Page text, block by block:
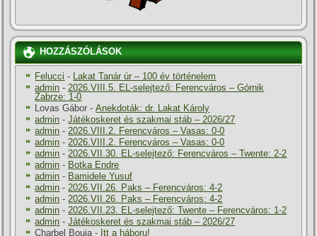
HOZZÁSZÓLÁSOK
Felucci - Lakat Tanár úr – 100 év történelem
admin -2026.VIII.5. EL-selejtező: Ferencváros – Górnik
Zabrze: 1-0
Lovas Gábor -Anekdoták: dr. Lakat Károly
admin -Játékoskeret és szakmai stáb – 2026/27
admin -2026.VIII.2. Ferencváros – Vasas: 0-0
admin -2026.VIII.2. Ferencváros – Vasas: 0-0
admin -2026.VII.30. EL-selejtező: Ferencváros – Twente: 2-2
admin - Botka Endre
admin - Bamidele Yusuf
admin -2026.VII.26. Paks – Ferencváros: 4-2
admin -2026.VII.26. Paks – Ferencváros: 4-2
admin -2026.VII.23. EL-selejtező: Twente – Ferencváros: 1-2
admin -Játékoskeret és szakmai stáb – 2026/27
Charbel Bouja- Itt a háboru!